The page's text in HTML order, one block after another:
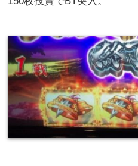
419枚獲得で終了。
1G回してやめ。